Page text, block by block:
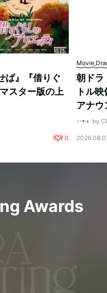
ば』『借りぐ
スター版の上
0
朝ドラ
トル
アナウ
by
Awards